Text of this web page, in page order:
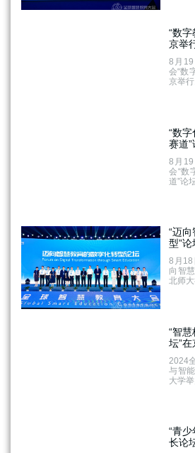
“数
京举
8月19
会“数
京举行
“数
赛道
8月19
会“数
道”论
“迈
型”
8月18
向智
北师大
“智
坛”
2024
与智
大学举
“青
长论